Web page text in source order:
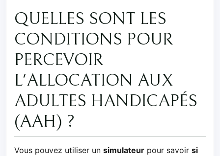
QUELLES SONT LES
CONDITIONS POUR
PERCEVOIR
L'ALLOCATION AUX
ADULTES HANDICAPÉS
(AAH) ?
Vous pouvez utiliser un simulateur pour savoir si